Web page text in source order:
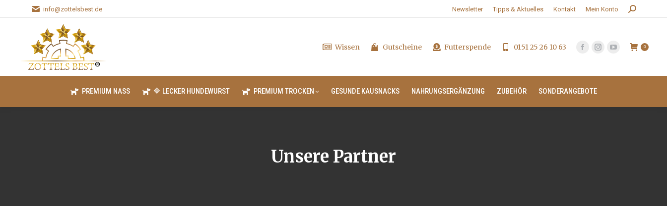
info@zottelsbest.de Newsletter Tipps & Aktuelles Kontakt Mein Konto Search:
Wissen Gutscheine Futterspende 0151 25 26 10 63 0
PREMIUM NASS 🔷 LECKER HUNDEWURST PREMIUM TROCKEN GESUNDE KAUSNACKS NAHRUNGSERGÄNZUNG ZUBEHÖR SONDERANGEBOTE
Unsere Partner